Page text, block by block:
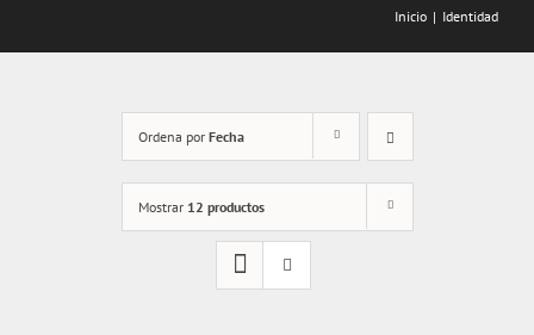
Inicio Identidad
Ordena por Fecha
Mostrar 12 productos